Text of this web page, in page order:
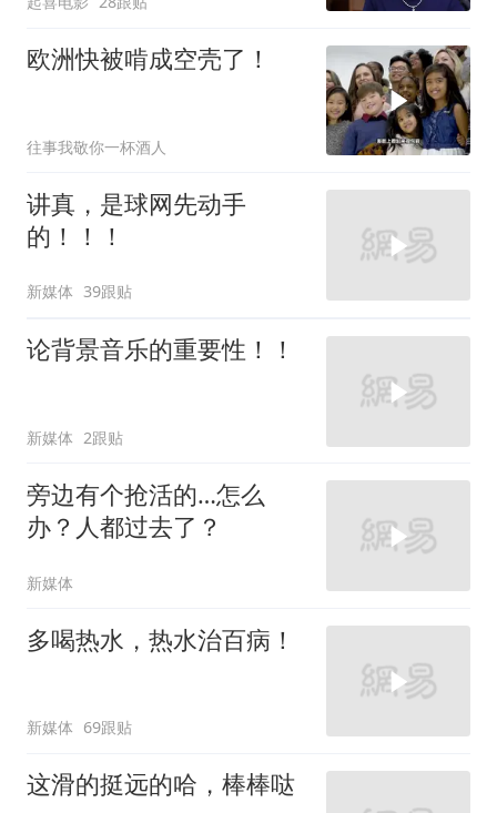
欧洲快被啃成空壳了！
往事我敬你一杯酒人
讲真，是球网先动手
的！！！
新媒体 39跟贴
论背景音乐的重要性！！
新媒体 2跟贴
旁边有个抢活的…怎么
办？人都过去了？
新媒体
多喝热水，热水治百病！
新媒体 69跟贴
这滑的挺远的哈，棒棒哒